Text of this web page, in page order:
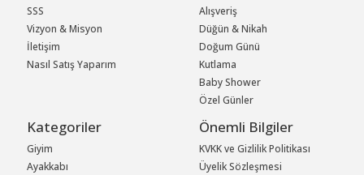
SSS
Vizyon & Misyon
İletişim
Nasıl Satış Yaparım
Alışveriş
Düğün & Nikah
Doğum Günü
Kutlama
Baby Shower
Özel Günler
Kategoriler
Giyim
Ayakkabı
Önemli Bilgiler
KVKK ve Gizlilik Politikası
Üyelik Sözleşmesi